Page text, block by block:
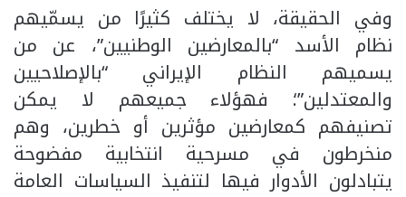
وفي الحقيقة، لا يختلف كثيرًا من يسمّيهم
نظام الأسد “بالمعارضين الوطنيين”، عن من
يسميهم النظام الإيراني “بالإصلاحيين
والمعتدلين”؛ فهؤلاء جميعهم لا يمكن
تصنيفهم كمعارضين مؤثرين أو خطرين، وهم
منخرطون في مسرحية انتخابية مفضوحة
يتبادلون الأدوار فيها لتنفيذ السياسات العامة